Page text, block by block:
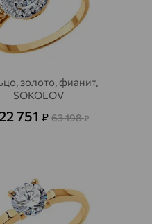
золото, фианит,
SOKOLOV
22 751₽ 63 198₽